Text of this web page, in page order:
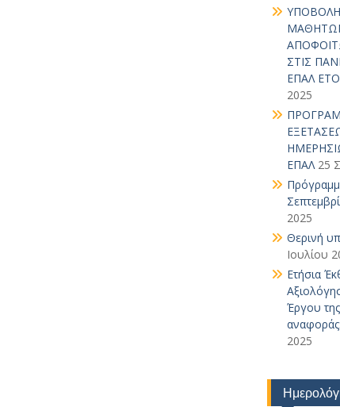
ΣΤΙΣ
ΕΠΑΛ
2025
ΕΠΑΛ 25
2025
Θερινή
Ιουλίου
Ετήσια
Έργου
2025